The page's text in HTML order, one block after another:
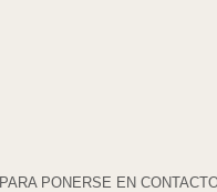
PARA PONERSE EN